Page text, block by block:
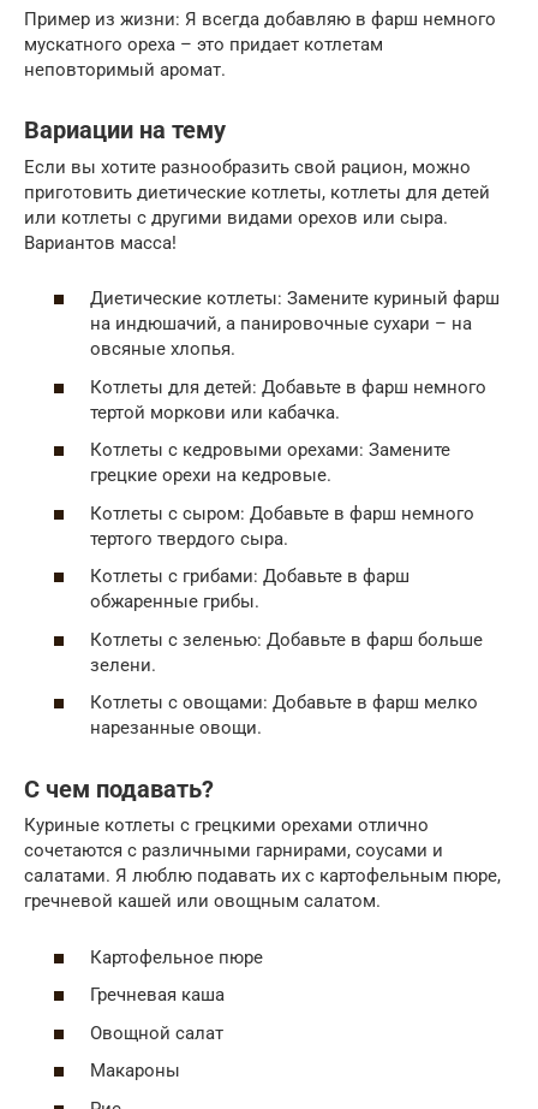
Пример из жизни: Я всегда добавляю в фарш немного
мускатного ореха – это придает котлетам
неповторимый аромат.
Вариации на тему
Если вы хотите разнообразить свой рацион, можно
приготовить диетические котлеты, котлеты для детей
или котлеты с другими видами орехов или сыра.
Вариантов масса!
Диетические котлеты: Замените куриный фарш
на индюшачий, а панировочные сухари – на
овсяные хлопья.
Котлеты для детей: Добавьте в фарш немного
тертой моркови или кабачка.
Котлеты с кедровыми орехами: Замените
грецкие орехи на кедровые.
Котлеты с сыром: Добавьте в фарш немного
тертого твердого сыра.
Котлеты с грибами: Добавьте в фарш
обжаренные грибы.
Котлеты с зеленью: Добавьте в фарш больше
зелени.
Котлеты с овощами: Добавьте в фарш мелко
нарезанные овощи.
С чем подавать?
Куриные котлеты с грецкими орехами отлично
сочетаются с различными гарнирами, соусами и
салатами. Я люблю подавать их с картофельным пюре,
гречневой кашей или овощным салатом.
Картофельное пюре
Гречневая каша
Овощной салат
Макароны